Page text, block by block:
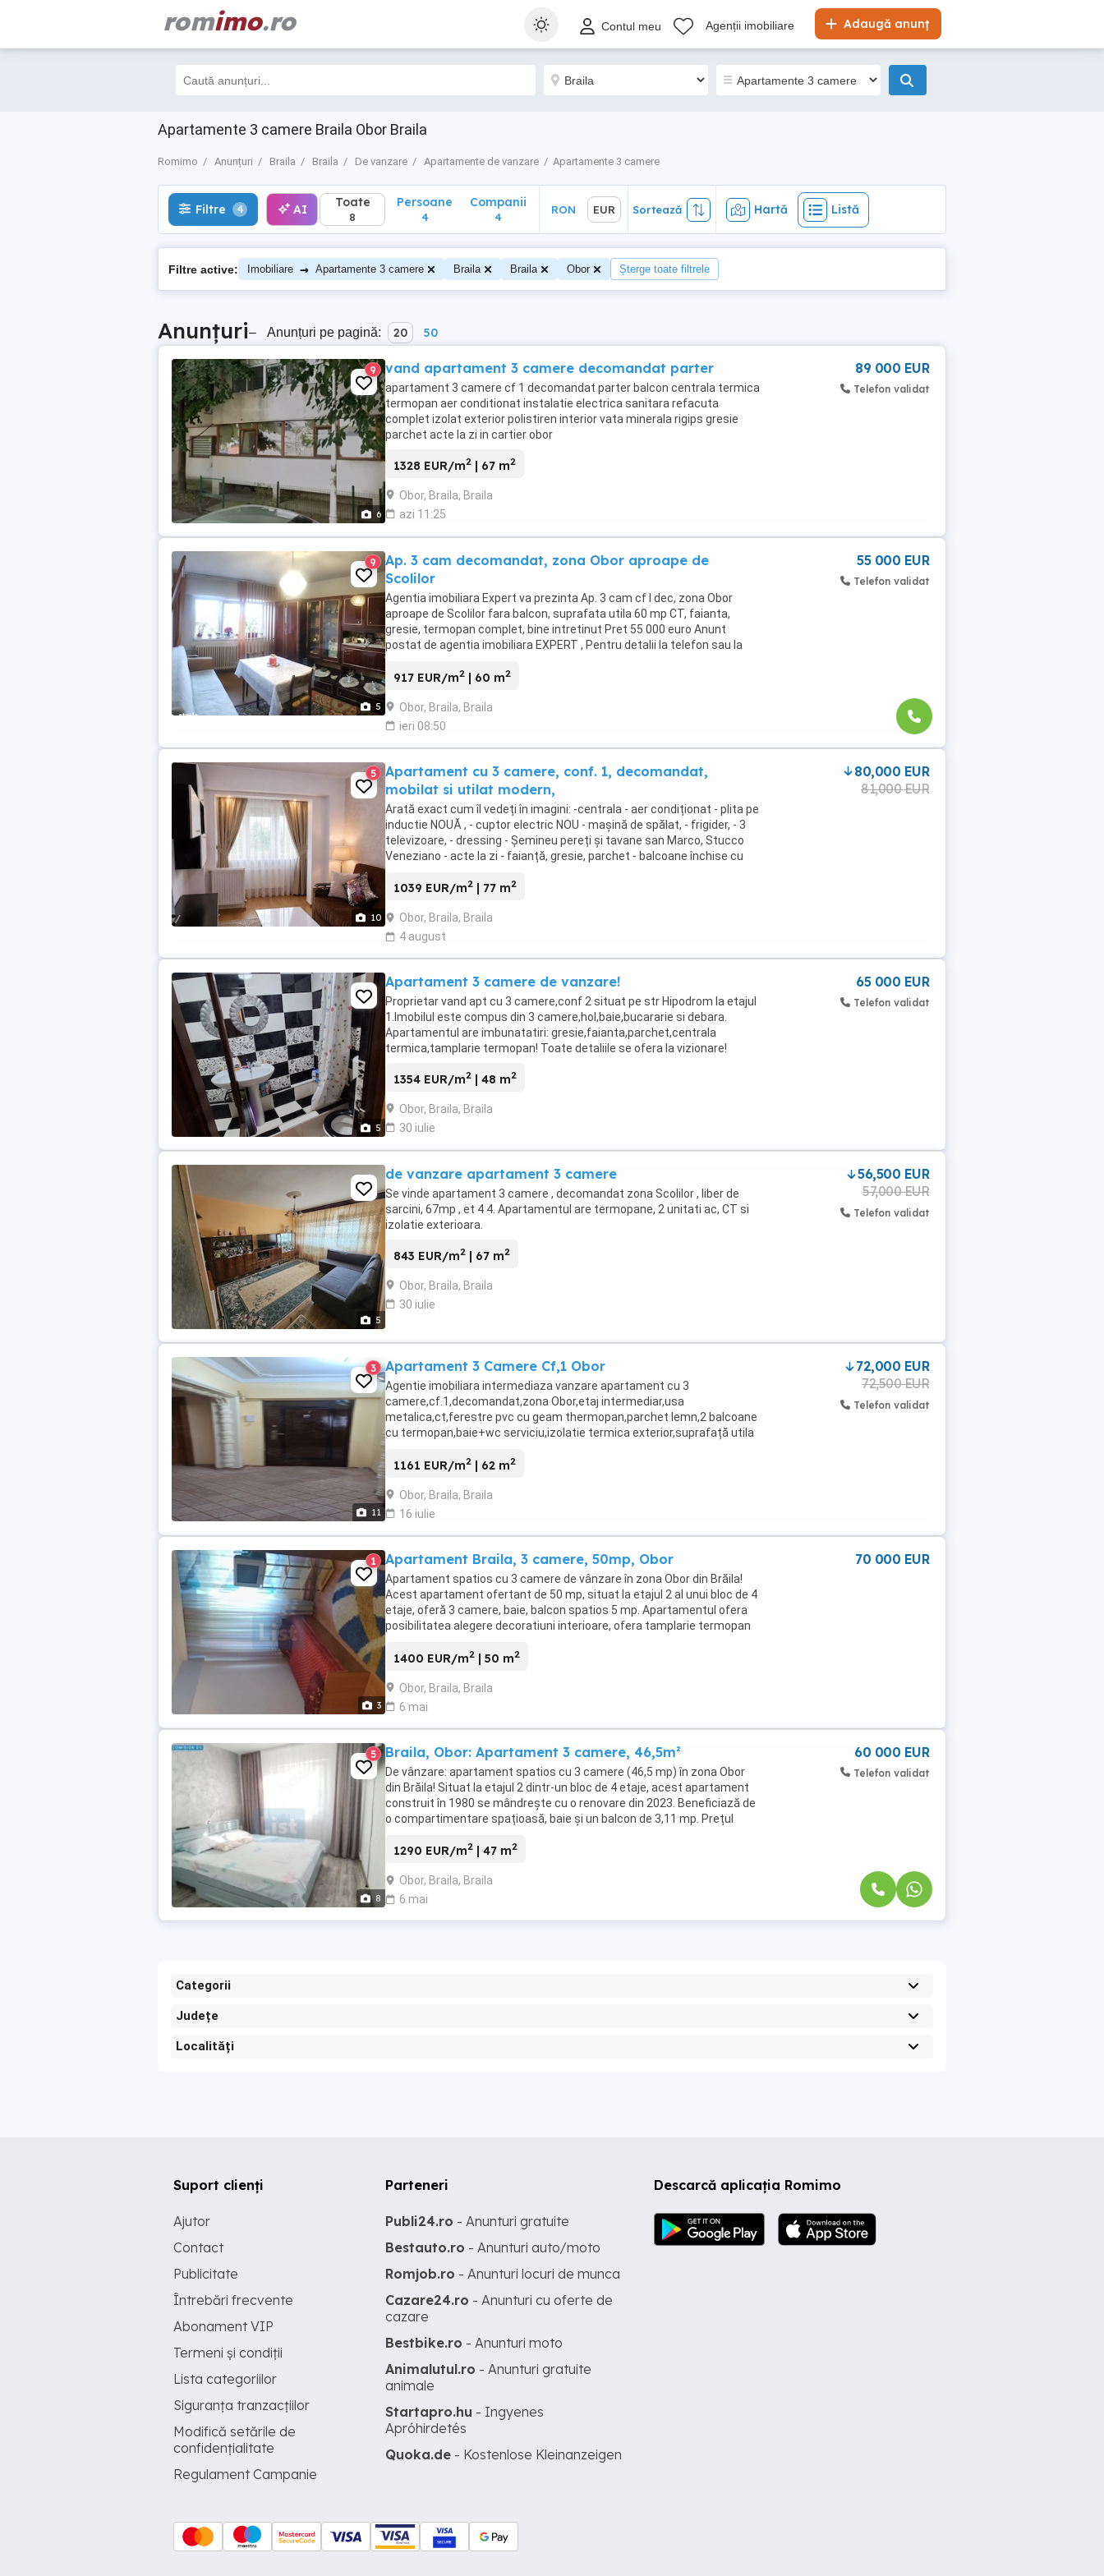
romimo.ro Adaugă anunț
Contul meu Agenții imobiliare
Apartamente 3 camere Braila Obor Braila
Romimo Anunțuri Braila Braila De vanzare Apartamente de vanzare Apartamente 3 camere
Filtre 4 AI RON EUR Sortează Hartă Listă
Filtre 4 AI Toate
8
Persoane
4
Companii
4
RON EUR Sortează Hartă Listă
Filtre active: Imobiliare → Apartamente 3 camere Braila Braila Obor Șterge toate filtrele
Anunțuri– Anunțuri pe pagină: 20 50
6
9 vand apartament 3 camere decomandat parter
apartament 3 camere cf 1 decomandat parter balcon centrala termica
termopan aer conditionat instalatie electrica sanitara refacuta
complet izolat exterior polistiren interior vata minerala rigips gresie
parchet acte la zi in cartier obor
1328 EUR/m2 | 67 m2
Obor, Braila, Braila
azi 11:25
89 000 EUR
Telefon validat
5
9
Ap. 3 cam decomandat, zona Obor aproape de
Scolilor
Agentia imobiliara Expert va prezinta Ap. 3 cam cf I dec, zona Obor
aproape de Scolilor fara balcon, suprafata utila 60 mp CT, faianta,
gresie, termopan complet, bine intretinut Pret 55 000 euro Anunt
postat de agentia imobiliara EXPERT , Pentru detalii la telefon sau la
917 EUR/m2 | 60 m2
Obor, Braila, Braila
ieri 08:50
55 000 EUR
Telefon validat
10
5
Apartament cu 3 camere, conf. 1, decomandat,
mobilat si utilat modern,
Arată exact cum îl vedeți în imagini: -centrala - aer condiționat - plita pe
inductie NOUĂ , - cuptor electric NOU - mașină de spălat, - frigider, - 3
televizoare, - dressing - Șemineu pereți și tavane san Marco, Stucco
Veneziano - acte la zi - faianță, gresie, parchet - balcoane închise cu
1039 EUR/m2 | 77 m2
Obor, Braila, Braila
4 august
80,000 EUR
81,000 EUR
5
Apartament 3 camere de vanzare!
Proprietar vand apt cu 3 camere,conf 2 situat pe str Hipodrom la etajul
1.Imobilul este compus din 3 camere,hol,baie,bucararie si debara.
Apartamentul are imbunatatiri: gresie,faianta,parchet,centrala
termica,tamplarie termopan! Toate detaliile se ofera la vizionare!
1354 EUR/m2 | 48 m2
Obor, Braila, Braila
30 iulie
65 000 EUR
Telefon validat
5
de vanzare apartament 3 camere
Se vinde apartament 3 camere , decomandat zona Scolilor , liber de
sarcini, 67mp , et 4 4. Apartamentul are termopane, 2 unitati ac, CT si
izolatie exterioara.
843 EUR/m2 | 67 m2
Obor, Braila, Braila
30 iulie
56,500 EUR
57,000 EUR
Telefon validat
11
3 Apartament 3 Camere Cf,1 Obor
Agentie imobiliara intermediaza vanzare apartament cu 3
camere,cf.1,decomandat,zona Obor,etaj intermediar,usa
metalica,ct,ferestre pvc cu geam thermopan,parchet lemn,2 balcoane
cu termopan,baie+wc serviciu,izolatie termica exterior,suprafață utila
1161 EUR/m2 | 62 m2
Obor, Braila, Braila
16 iulie
72,000 EUR
72,500 EUR
Telefon validat
3
1 Apartament Braila, 3 camere, 50mp, Obor
Apartament spatios cu 3 camere de vânzare în zona Obor din Brăila!
Acest apartament ofertant de 50 mp, situat la etajul 2 al unui bloc de 4
etaje, oferă 3 camere, baie, balcon spatios 5 mp. Apartamentul ofera
posibilitatea alegere decoratiuni interioare, ofera tamplarie termopan
1400 EUR/m2 | 50 m2
Obor, Braila, Braila
6 mai
70 000 EUR
8
5 Braila, Obor: Apartament 3 camere, 46,5m²
De vânzare: apartament spatios cu 3 camere (46,5 mp) în zona Obor
din Brăila! Situat la etajul 2 dintr-un bloc de 4 etaje, acest apartament
construit în 1980 se mândrește cu o renovare din 2023. Beneficiază de
o compartimentare spațioasă, baie și un balcon de 3,11 mp. Prețul
1290 EUR/m2 | 47 m2
Obor, Braila, Braila
6 mai
60 000 EUR
Telefon validat
Categorii
Județe
Localități
Descarcă aplicația Romimo
Suport clienți
Ajutor
Contact
Publicitate
Întrebări frecvente
Abonament VIP
Termeni și condiții
Lista categoriilor
Siguranța tranzacțiilor
Modifică setările de
confidențialitate
Regulament Campanie
Parteneri
Publi24.ro - Anunturi gratuite
Bestauto.ro - Anunturi auto/moto
Romjob.ro - Anunturi locuri de munca
Cazare24.ro - Anunturi cu oferte de
cazare
Bestbike.ro - Anunturi moto
Animalutul.ro - Anunturi gratuite
animale
Startapro.hu - Ingyenes
Apróhirdetés
Quoka.de - Kostenlose Kleinanzeigen